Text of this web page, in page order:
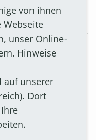
der Homepage der
abgerufen werden.
von ihnen
unser Online-
Hinweise
auf unserer
Dort